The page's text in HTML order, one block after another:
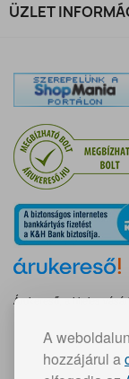
A
hozzájárul a
ÜZLET
Árukereső, a hiteles
Gyors
30 000 Ft